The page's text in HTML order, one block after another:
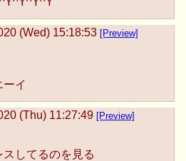
(Wed) 15:18:53 [Preview]
イ
(Thu) 11:27:49 [Preview]
してるのを見る